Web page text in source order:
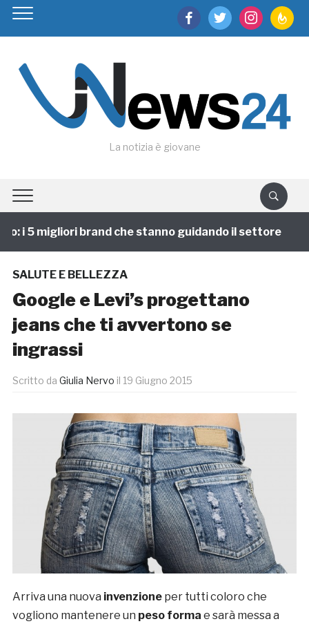
facebooktwitter instagram
La notizia è giovane
i 5 migliori brand che stanno guidando il settore
SALUTE E BELLEZZA
Google e Levi’s progettano
jeans che ti avvertono se
ingrassi
Scritto da Giulia Nervo il 19 Giugno 2015
Arriva una nuova invenzioneper tutti coloro che
vogliono mantenere un peso forma e sarà messa a